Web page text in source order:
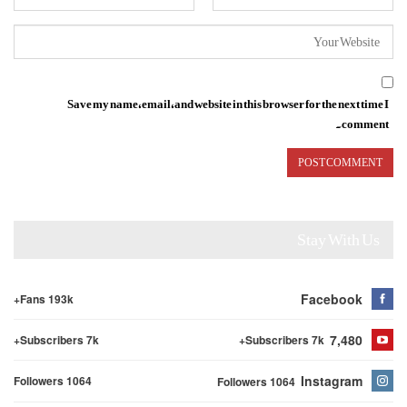
Save my name, email, and website in this browser for the next time I
comment.
Facebook
Fans 193k+
7,480
Subscribers 7k+
Subscribers 7k+
Instagram
Followers 1064
Followers 1064